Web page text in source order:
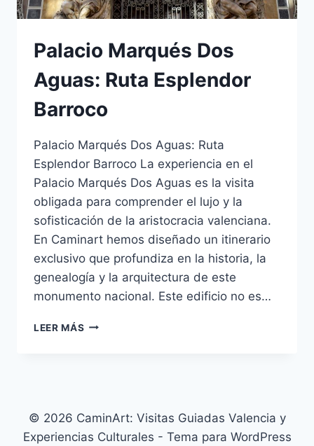
Palacio Marqués Dos
Aguas: Ruta Esplendor
Barroco
Palacio Marqués Dos Aguas: Ruta
Esplendor Barroco La experiencia en el
Palacio Marqués Dos Aguas es la visita
obligada para comprender el lujo y la
sofisticación de la aristocracia valenciana.
En Caminart hemos diseñado un itinerario
exclusivo que profundiza en la historia, la
genealogía y la arquitectura de este
monumento nacional. Este edificio no es…
LEER MÁS
© 2026 CaminArt: Visitas Guiadas Valencia y
Experiencias Culturales - Tema para WordPress